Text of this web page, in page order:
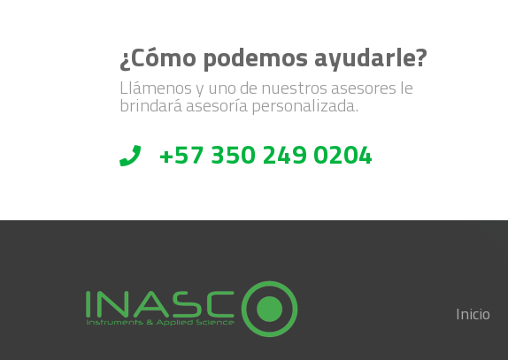
¿Cómo podemos ayudarle?
Llámenos y uno de nuestros asesores le
brindará asesoría personalizada.
+57 350 249 0204
Inicio